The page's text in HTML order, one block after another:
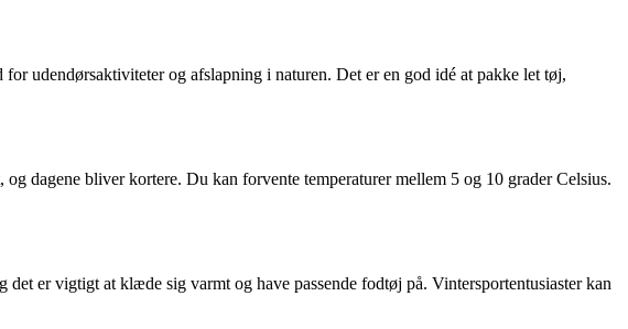
udendørsaktiviteter og afslapning i naturen. Det er en god idé at pakke let tøj,
dagene bliver kortere. Du kan forvente temperaturer mellem 5 og 10 grader Celsius.
er vigtigt at klæde sig varmt og have passende fodtøj på. Vintersportentusiaster kan